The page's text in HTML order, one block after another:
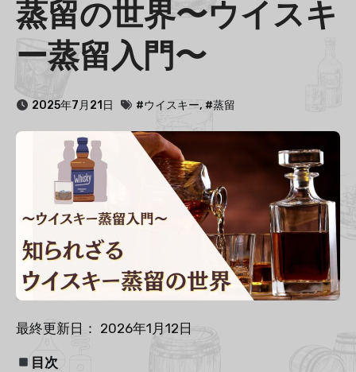
蒸留の世界〜ウイスキ
ー蒸留入門〜
2025年7月21日 #ウイスキー, #蒸留
最終更新日： 2026年1月12日
目次